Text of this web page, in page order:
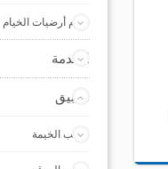
نظام أرضيات الخيام
الخدمة
تطبيق
حسب الخيمة